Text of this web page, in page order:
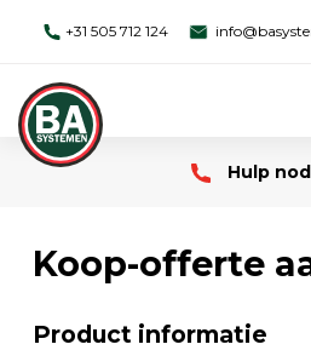
+31 505 712 124
Hulp
Koop-offerte
Product informatie